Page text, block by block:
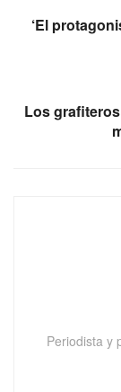
‘El
Los
Periodista y